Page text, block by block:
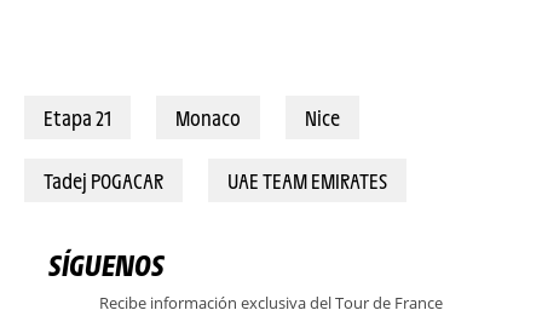
Etapa 21 Monaco Nice
Tadej POGACAR UAE TEAM EMIRATES
SÍGUENOS
Recibe información exclusiva del Tour de France